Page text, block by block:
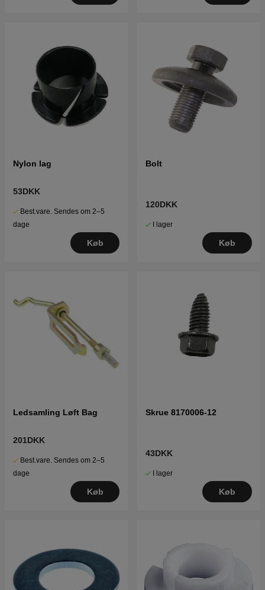
Nylon lag
53DKK
Best.vare. Sendes om 2–5
dage
Køb
Bolt
120DKK
I lager
Køb
Ledsamling Løft Bag
201DKK
Best.vare. Sendes om 2–5
dage
Køb
Skrue 8170006-12
43DKK
I lager
Køb